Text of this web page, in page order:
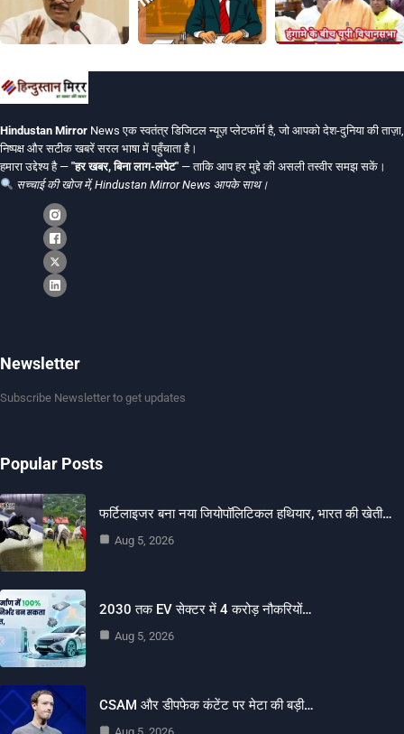
Hindustan Mirror News एक स्वतंत्र डिजिटल न्यूज़ प्लेटफॉर्म है, जो आपको देश-दुनिया की ताज़ा,
निष्पक्ष और सटीक खबरें सरल भाषा में पहुँचाता है।
हमारा उद्देश्य है — "हर खबर, बिना लाग-लपेट" — ताकि आप हर मुद्दे की असली तस्वीर समझ सकें।
सच्चाई की खोज में, Hindustan Mirror News आपके साथ।
Newsletter
Subscribe Newsletter to get updates
Popular Posts
फर्टिलाइजर बना नया जियोपॉलिटिकल हथियार, भारत की खेती…
Aug 5, 2026
2030 तक EV सेक्टर में 4 करोड़ नौकरियों…
Aug 5, 2026
CSAM और डीपफेक कंटेंट पर मेटा की बड़ी…